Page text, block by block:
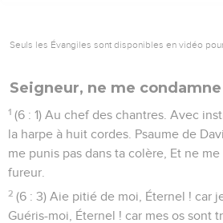
Seuls les Évangiles sont disponibles en vidéo
Seigneur, ne me
1 (6 : 1) Au chef des chantres. Avec
la harpe à huit cordes. Psaume de
me punis pas dans ta colère, Et ne
fureur.
2 (6 : 3) Aie pitié de moi, Éternel ! car
Guéris-moi, Éternel ! car mes os sont